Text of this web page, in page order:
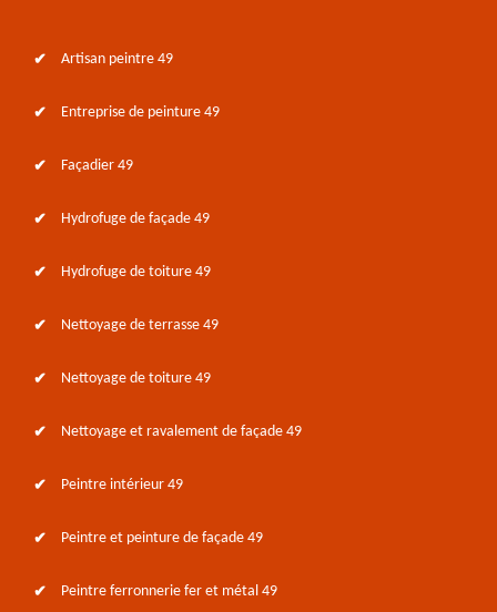
Artisan peintre 49
Entreprise de peinture 49
Façadier 49
Hydrofuge de façade 49
Hydrofuge de toiture 49
Nettoyage de terrasse 49
Nettoyage de toiture 49
Nettoyage et ravalement de façade 49
Peintre intérieur 49
Peintre et peinture de façade 49
Peintre ferronnerie fer et métal 49